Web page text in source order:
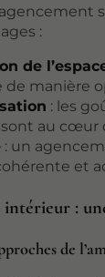
:
de
de manière
: les
sont au cœur
: un
et
:
de